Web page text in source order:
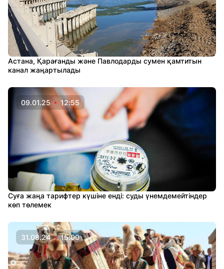
Астана, Қарағанды және Павлодарды сумен қамтитын
канал жаңартылады
09.01.25 12:55
Суға жаңа тарифтер күшіне енді: cуды үнемдемейтіндер
көп төлемек
31.08.24 15:00